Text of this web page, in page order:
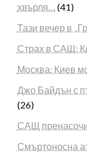
хвърля… (41)
Тази вечер в
Страх в САЩ:
Москва: Киев
Джо Байдън с
(26)
САЩ
Смъртоносна